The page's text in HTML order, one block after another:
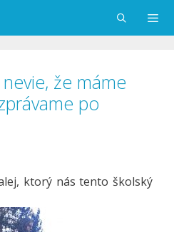
že máme
po
ktorý nás tento školský